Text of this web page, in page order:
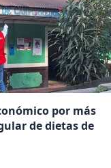
por más
de dietas de